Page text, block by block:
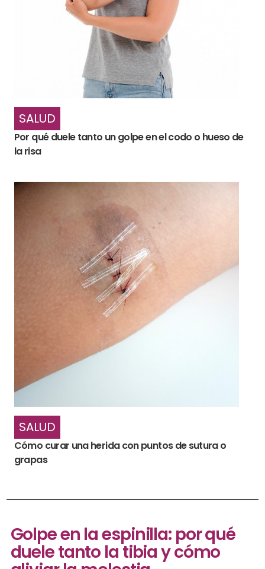
SALUD
Por qué duele tanto un golpe en el codo o hueso de
la risa
SALUD
Cómo curar una herida con puntos de sutura o
grapas
Golpe en la espinilla: por qué
duele tanto la tibia y cómo